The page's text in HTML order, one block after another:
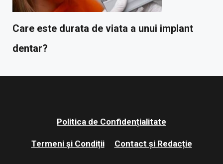
Care este durata de viata a unui implant
dentar?
Politica de Confidențialitate
Termeni și Condiții Contact și Redacție